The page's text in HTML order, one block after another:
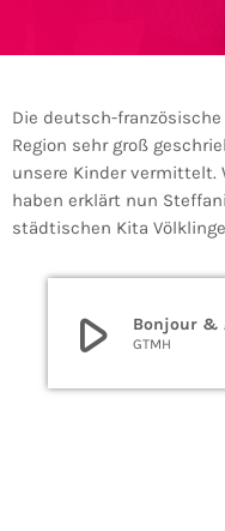
Die deutsch-
Region sehr groß
unsere Kinder vermittelt.
haben erklärt nun
städtischen Kita
play_arrow GTMH